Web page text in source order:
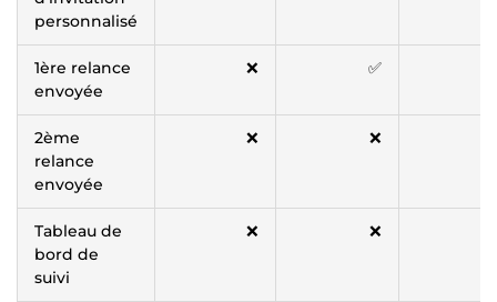
personnalisé
1ère relance
envoyée
❌ ✅
2ème
relance
envoyée
❌ ❌
Tableau de
bord de
suivi
❌ ❌